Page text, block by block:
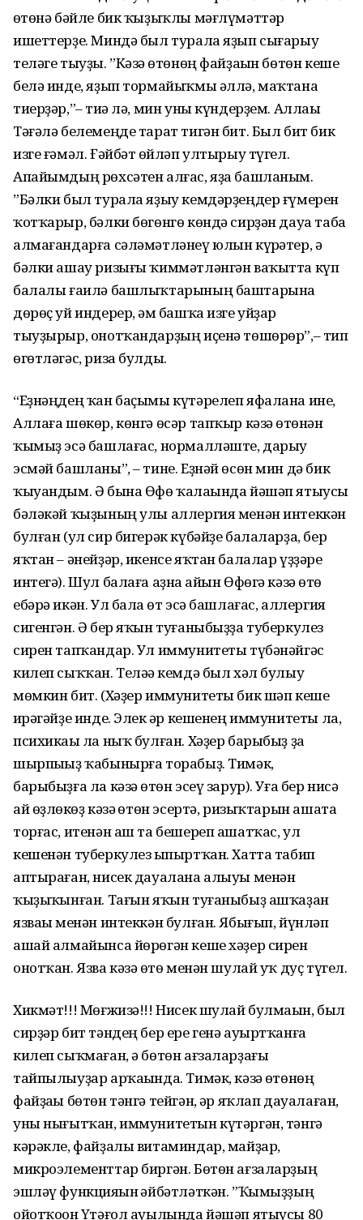
һөтөнә бәйле бик ҡыҙыҡлы мәғлүмәттәр
ишеттерҙе. Миндә был турала яҙып сығарыу
теләге тыуҙы. ”Кәзә һөтөнөң файҙаһын бөтөн кеше
белә инде, яҙып тормайыҡмы әллә, маҡтана
тиерҙәр,”– тиһә лә, мин уны күндерҙем. Аллаһы
Тәғәлә белемеңде тарат тигән бит. Был бит бик
изге ғәмәл. Ғәйбәт һөйләп ултырыу түгел.
Апайымдың рөхсәтен алғас, яҙа башланым.
”Бәлки был турала яҙыу кемдәрҙеңдер ғүмерен
ҡотҡарыр, бәлки бөгөнгө көндә сирҙән дауа таба
алмағандарға сәләмәтләнеү юлын күрһәтер, ә
бәлки ашау ризығы ҡиммәтләнгән ваҡытта күп
балалы ғаилә башлыҡтарының баштарына
дөрөҫ уй индерер, һәм башҡа изге уйҙар
тыуҙырыр, онотҡандарҙың иҫенә төшөрөр”,– тип
өгөтләгәс, риза булды.
“Еҙнәңдең ҡан баҫымы күтәрелеп яфалана ине,
Аллаға шөкөр, көнгә өсәр тапҡыр кәзә һөтөнән
ҡымыҙ эсә башлағас, нормалләште, дарыу
эсмәй башланы”, – тине. Еҙнәй өсөн мин дә бик
ҡыуандым. Ә бына Өфө ҡалаһында йәшәп ятыусы
бәләкәй ҡыҙының улы аллергия менән интеккән
булған (ул сир бигерәк күбәйҙе балаларҙа, бер
яҡтан – әнейҙәр, икенсе яҡтан балалар үҙҙәре
интегә). Шул балаға аҙна һайын Өфөгә кәзә һөтө
ебәрә икән. Ул бала һөт эсә башлағас, аллергия
сигенгән. Ә бер яҡын туғаныбыҙҙа туберкулез
сирен тапҡандар. Ул иммунитеты түбәнәйгәс
килеп сыҡҡан. Теләһә кемдә был хәл булыу
мөмкин бит. (Хәҙер иммунитеты бик шәп кеше
һирәгәйҙе инде. Элек һәр кешенең иммунитеты ла,
психикаһы ла ныҡ булған. Хәҙер барыбыҙ ҙа
шырпыһыҙ ҡабынырға торабыҙ. Тимәк,
барыбыҙға ла кәзә һөтөн эсеү зарур). Уға бер нисә
ай өҙлөкһөҙ кәзә һөтөн эсертә, ризыҡтарын ашата
торғас, итенән аш та бешереп ашатҡас, ул
кешенән туберкулез һыпыртҡан. Хатта табип
аптыраған, нисек дауалана алыуы менән
ҡыҙыҡһынған. Тағын яҡын туғаныбыҙ ашҡаҙан
язваһы менән интеккән булған. Ябығып, йүнләп
ашай алмайынса йөрөгән кеше хәҙер сирен
онотҡан. Язва кәзә һөтө менән шулай уҡ дуҫ түгел.
Хикмәт!!! Мөғжизә!!! Нисек шулай булмаһын, был
сирҙәр бит тәндең бер ере генә ауыртҡанға
килеп сыҡмаған, ә бөтөн ағзаларҙағы
тайпылыуҙар арҡаһында. Тимәк, кәзә һөтөнөң
файҙаһы бөтөн тәнгә тейгән, һәр яҡлап дауалаған,
уны нығытҡан, иммунитетын күтәргән, тәнгә
кәрәкле, файҙалы витаминдар, майҙар,
микроэлементтар биргән. Бөтөн ағзаларҙың
эшләү функцияһын һәйбәтләткән. ”Ҡымыҙҙың
ойотҡоһон Үтәғол ауылында йәшәп ятыусы 80